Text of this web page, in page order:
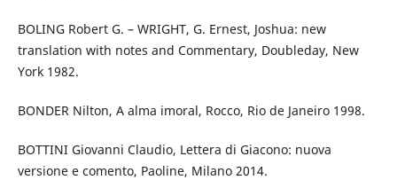
BOLING Robert G. – WRIGHT, G. Ernest, Joshua: new
translation with notes and Commentary, Doubleday, New
York 1982.
BONDER Nilton, A alma imoral, Rocco, Rio de Janeiro 1998.
BOTTINI Giovanni Claudio, Lettera di Giacono: nuova
versione e comento, Paoline, Milano 2014.